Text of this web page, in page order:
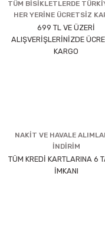
TÜM BİSİKLETLERDE
HER YERİNE ÜCRETSİZ
699 TL VE ÜZERİ
ALIŞVERİŞLERİNİZDE
KARGO
NAKİT VE HAVALE
İNDİRİM
TÜM KREDİ KARTLARINA 6
İMKANI